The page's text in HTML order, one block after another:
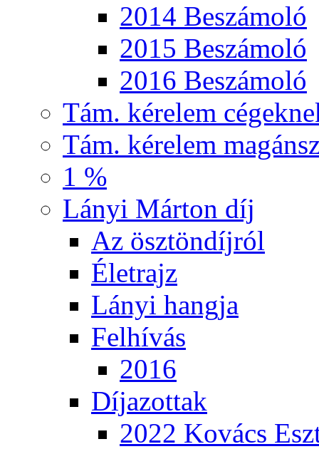
2014 Beszámoló
2015 Beszámoló
2016 Beszámoló
Tám. kérelem
Tám. kérelem
1 %
Lányi Márton díj
Az ösztöndíjról
Életrajz
Lányi hangja
Felhívás
2016
Díjazottak
2022 Kovács